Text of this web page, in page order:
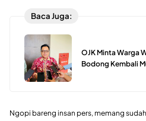
Baca Juga:
OJK Minta Warga
Bodong Kembali
Ngopi bareng insan pers, memang